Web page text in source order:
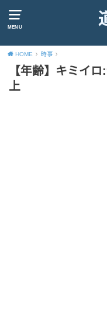
MENU
HOME 時事
【年齢】キミイ
上